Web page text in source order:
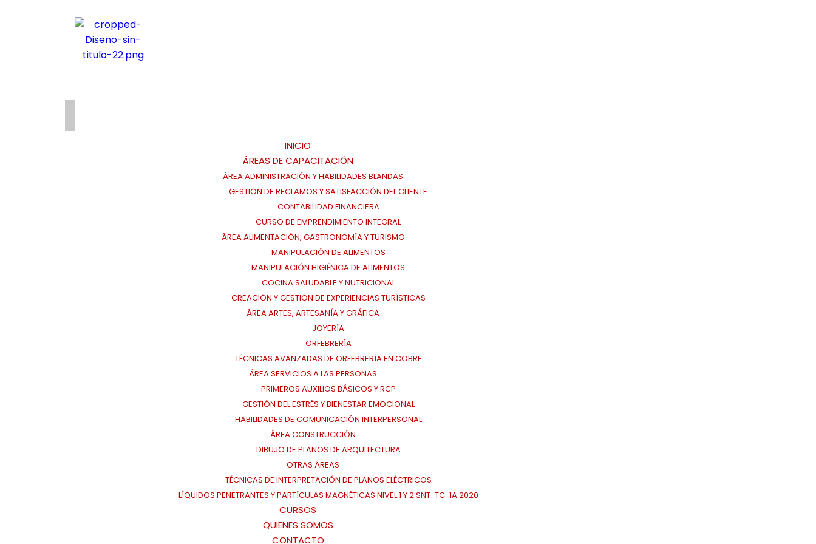
INICIO
ÁREAS DE CAPACITACIÓN
ÁREA ADMINISTRACIÓN Y HABILIDADES BLANDAS
GESTIÓN DE RECLAMOS Y SATISFACCIÓN DEL CLIENTE
CONTABILIDAD FINANCIERA
CURSO DE EMPRENDIMIENTO INTEGRAL
ÁREA ALIMENTACIÓN, GASTRONOMÍA Y TURISMO
MANIPULACIÓN DE ALIMENTOS
MANIPULACIÓN HIGIÉNICA DE ALIMENTOS
COCINA SALUDABLE Y NUTRICIONAL
CREACIÓN Y GESTIÓN DE EXPERIENCIAS TURÍSTICAS
ÁREA ARTES, ARTESANÍA Y GRÁFICA
JOYERÍA
ORFEBRERÍA
TÉCNICAS AVANZADAS DE ORFEBRERÍA EN COBRE
ÁREA SERVICIOS A LAS PERSONAS
PRIMEROS AUXILIOS BÁSICOS Y RCP
GESTIÓN DEL ESTRÉS Y BIENESTAR EMOCIONAL
HABILIDADES DE COMUNICACIÓN INTERPERSONAL
ÁREA CONSTRUCCIÓN
DIBUJO DE PLANOS DE ARQUITECTURA
OTRAS ÁREAS
TÉCNICAS DE INTERPRETACIÓN DE PLANOS ELÉCTRICOS
LÍQUIDOS PENETRANTES Y PARTÍCULAS MAGNÉTICAS NIVEL 1 Y 2 SNT-TC-1A 2020
CURSOS
QUIENES SOMOS
CONTACTO